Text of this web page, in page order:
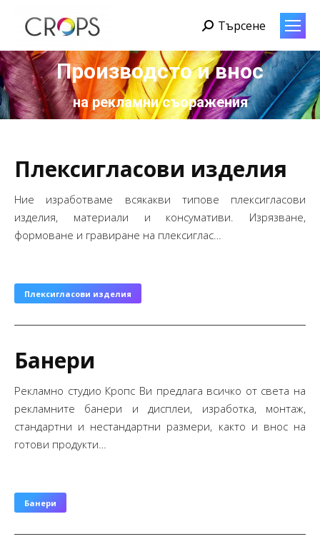
Search:
Търсене
Производсто и внос
на рекламни съоражения
You are here:
Плексигласови изделия
Ние изработваме всякакви типове плексигласови
изделия, материали и консумативи. Изрязване,
формоване и гравиране на плексиглас…
Плексигласови изделия
Банери
Рекламно студио Кропс Ви предлага всичко от света на
рекламните банери и дисплеи, изработка, монтаж,
стандартни и нестандартни размери, както и внос на
готови продукти…
Банери